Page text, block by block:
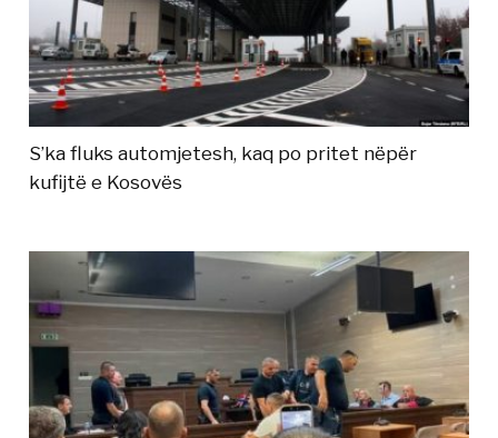
S’ka fluks automjetesh, kaq po pritet nëpër
kufijtë e Kosovës